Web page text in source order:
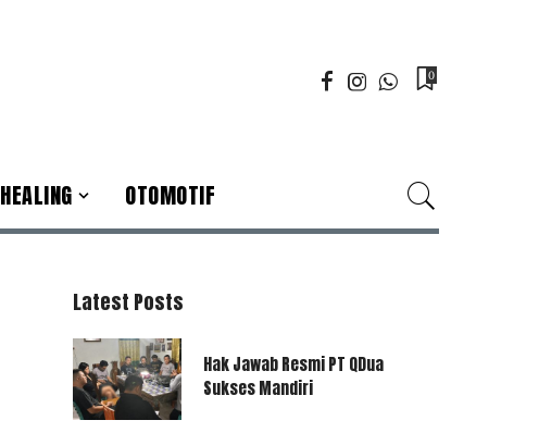
0
HEALING OTOMOTIF
Latest Posts
Hak Jawab Resmi PT QDua
Sukses Mandiri